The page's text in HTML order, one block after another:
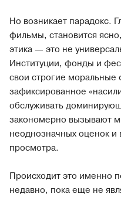
Но возникает парадокс.
фильмы, становится
этика — это не
Институции, фонды и
свои строгие моральные
зафиксированное
обслуживать
закономерно вызывают
неоднозначных оценок и
просмотра.
Происходит это именно
недавно, пока еще не